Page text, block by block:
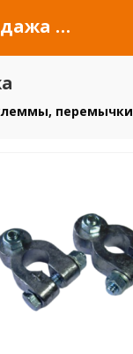
!!!Распродажа для автомобилей российских марок и сельхозтехники
перемычки